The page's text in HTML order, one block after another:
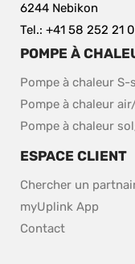
6244 Nebikon
Tel.: +41 58 252 21
POMPE À
Pompe à chaleur S-
Pompe à chaleur
Pompe à chaleur
ESPACE CLIENT
Chercher un
myUplink App
Contact